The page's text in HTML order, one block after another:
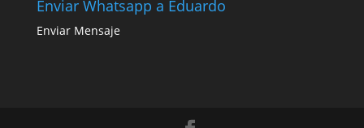
Enviar Whatsapp a Eduardo
Enviar Mensaje